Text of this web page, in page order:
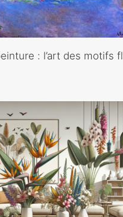
: l’art des motifs